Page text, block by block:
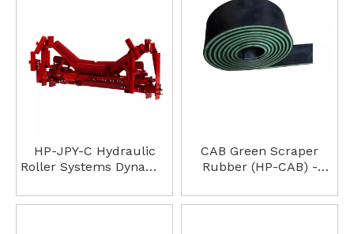
HP-JPY-C Hydraulic
Roller Systems Dynamic
CAB Green Scraper
Rubber (HP-CAB) -
ខ្សែក្រវាត់​បី​ស្រទាប់​ដែល​មាន​